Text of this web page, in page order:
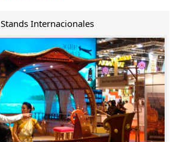
Stands Internacionales